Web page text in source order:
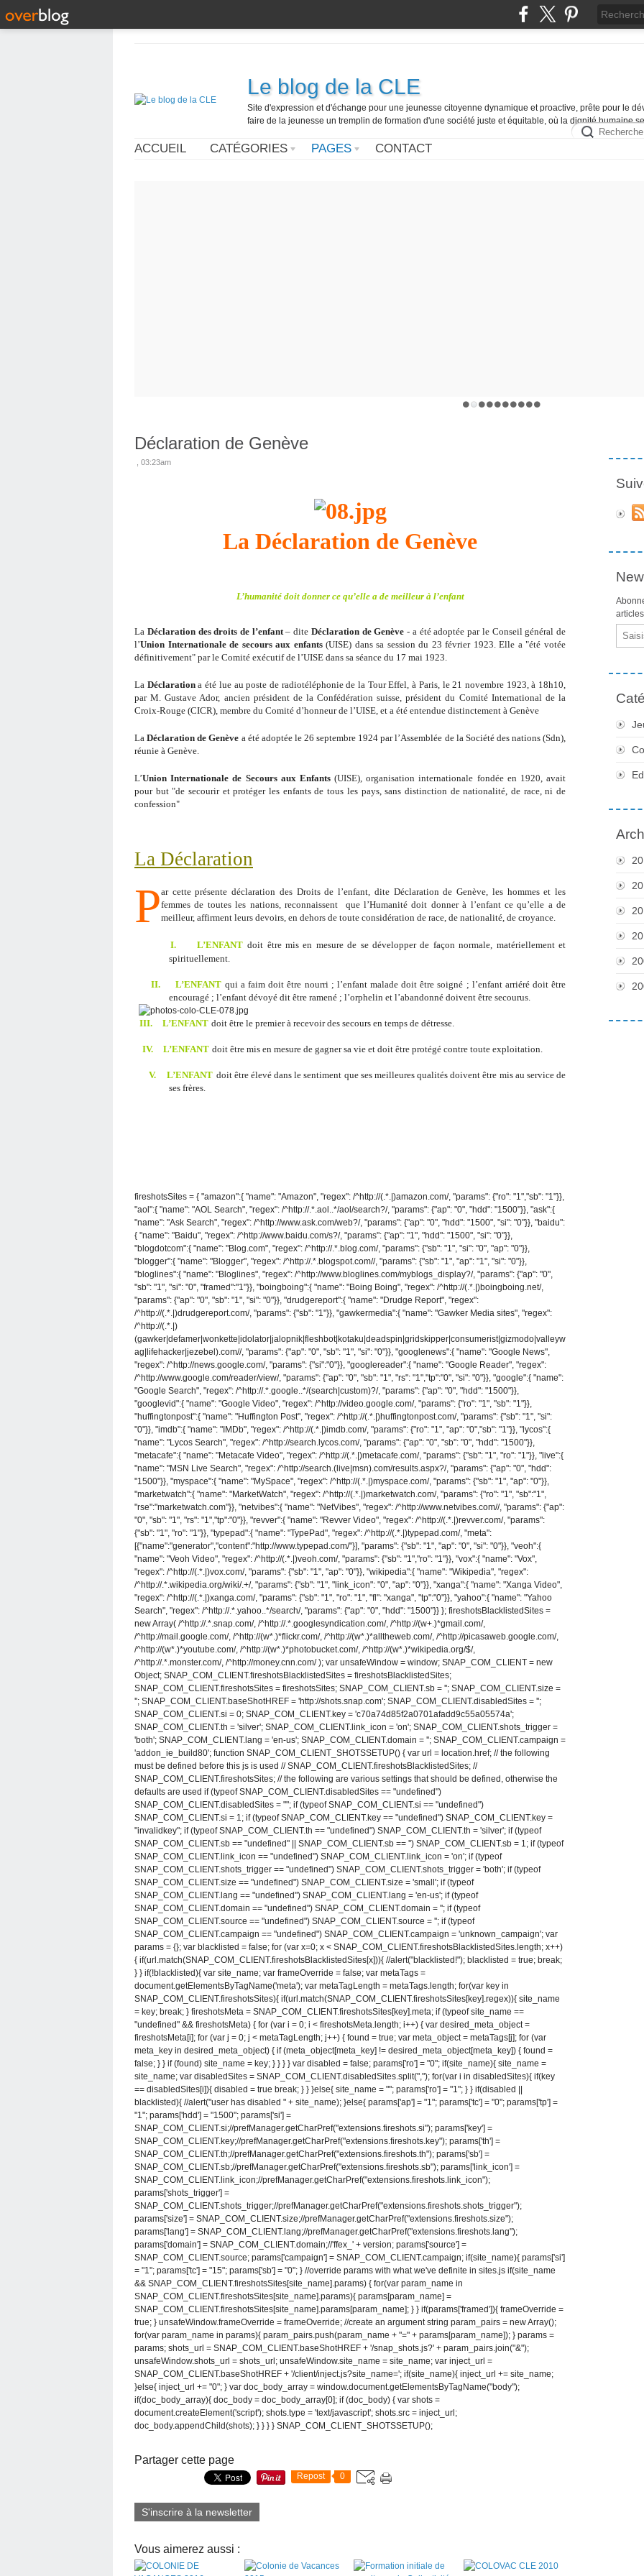
Le blog de la CLE
Site d'expression et d'échange pour une jeunesse citoyenne dynamique et proactive, prête pour le
faire de la jeunesse un tremplin de formation d'une société juste et équitable, où la dignité humaine
ACCUEIL CATÉGORIES PAGES CONTACT
Déclaration de Genève
, 03:23am
La Déclaration de Genève
L’humanité doit donner ce qu’elle a de meilleur à l’enfant
La Déclaration des droits de l’enfant – dite Déclaration de Genève - a été adoptée par le Conseil général de
l’Union Internationale de secours aux enfants(UISE) dans sa session du 23 février 1923. Elle a "été votée
définitivement" par le Comité exécutif de l’UISE dans sa séance du 17 mai 1923.
La Déclaration a été lue au poste de radiotéléphonie de la Tour Effel, à Paris, le 21 novembre 1923, à 18h10,
par M. Gustave Ador, ancien président de la Confédération suisse, président du Comité International de la
Croix-Rouge (CICR), membre du Comité d’honneur de l’UISE, et a été entendue distinctement à Genève
LaDéclaration de Genève a été adoptée le 26 septembre 1924 par l’Assemblée de la Société des nations (Sdn),
réunie à Genève.
L’Union Internationale de Secours aux Enfants(UISE), organisation internationale fondée en 1920, avait
pour but "de secourir et protéger les enfants de tous les pays, sans distinction de nationalité, de race, ni de
confession"
La Déclaration
Par cette présente déclaration des Droits de l’enfant, dite Déclaration de Genève, les hommes et les
femmes de toutes les nations, reconnaissent
que l’Humanité doit donner à l’enfant ce qu’elle a de
meilleur, affirment leurs devoirs, en dehors de toute considération de race, de nationalité, de croyance.
I. L’ENFANT doit être mis en mesure de se développer de façon normale, matériellement et
spirituellement.
II. L’ENFANT qui a faim doit être nourri ; l’enfant malade doit être soigné ; l’enfant arriéré doit être
encouragé ; l’enfant dévoyé dit être ramené ; l’orphelin et l’abandonné doivent être secourus.
III. L’ENFANT doit être le premier à recevoir des secours en temps de détresse.
IV. L’ENFANT doit être mis en mesure de gagner sa vie et doit être protégé contre toute exploitation.
V. L’ENFANT doit être élevé dans le sentiment que ses meilleures qualités doivent être mis au service de
ses frères.
fireshotsSites = { "amazon":{ "name": "Amazon", "regex": /^http://(.*.|)amazon.com/, "params": {"ro": "1","sb": "1"}},
"aol":{ "name": "AOL Search", "regex": /^http://.*.aol..*/aol/search?/, "params": {"ap": "0", "hdd": "1500"}}, "ask":{
"name": "Ask Search", "regex": /^http://www.ask.com/web?/, "params": {"ap": "0", "hdd": "1500", "si": "0"}}, "baidu":
{ "name": "Baidu", "regex": /^http://www.baidu.com/s?/, "params": {"ap": "1", "hdd": "1500", "si": "0"}},
"blogdotcom":{ "name": "Blog.com", "regex": /^http://.*.blog.com/, "params": {"sb": "1", "si": "0", "ap": "0"}},
"blogger":{ "name": "Blogger", "regex": /^http://.*.blogspot.com//, "params": {"sb": "1", "ap": "1", "si": "0"}},
"bloglines":{ "name": "Bloglines", "regex": /^http://www.bloglines.com/myblogs_display?/, "params": {"ap": "0",
"sb": "1", "si": "0", "framed":"1"}}, "boingboing":{ "name": "Boing Boing", "regex": /^http://(.*.|)boingboing.net/,
"params": {"ap": "0", "sb": "1", "si": "0"}}, "drudgereport":{ "name": "Drudge Report", "regex":
/^http://(.*.|)drudgereport.com/, "params": {"sb": "1"}}, "gawkermedia":{ "name": "Gawker Media sites", "regex":
/^http://(.*.|)
(gawker|defamer|wonkette|idolator|jalopnik|fleshbot|kotaku|deadspin|gridskipper|consumerist|gizmodo|valleyw
ag|lifehacker|jezebel).com//, "params": {"ap": "0", "sb": "1", "si": "0"}}, "googlenews":{ "name": "Google News",
"regex": /^http://news.google.com/, "params": {"si":"0"}}, "googlereader":{ "name": "Google Reader", "regex":
/^http://www.google.com/reader/view/, "params": {"ap": "0", "sb": "1", "rs": "1","tp":"0", "si": "0"}}, "google":{ "name":
"Google Search", "regex": /^http://.*.google..*/(search|custom)?/, "params": {"ap": "0", "hdd": "1500"}},
"googlevid":{ "name": "Google Video", "regex": /^http://video.google.com/, "params": {"ro": "1", "sb": "1"}},
"huffingtonpost":{ "name": "Huffington Post", "regex": /^http://(.*.|)huffingtonpost.com/, "params": {"sb": "1", "si":
"0"}}, "imdb":{ "name": "IMDb", "regex": /^http://(.*.|)imdb.com/, "params": {"ro": "1", "ap": "0","sb": "1"}}, "lycos":{
"name": "Lycos Search", "regex": /^http://search.lycos.com/, "params": {"ap": "0", "sb": "0", "hdd": "1500"}},
"metacafe":{ "name": "Metacafe Video", "regex": /^http://(.*.|)metacafe.com/, "params": {"sb": "1", "ro": "1"}}, "live":{
"name": "MSN Live Search", "regex": /^http://search.(live|msn).com/results.aspx?/, "params": {"ap": "0", "hdd":
"1500"}}, "myspace":{ "name": "MySpace", "regex": /^http://(.*.|)myspace.com/, "params": {"sb": "1", "ap": "0"}},
"marketwatch":{ "name": "MarketWatch", "regex": /^http://(.*.|)marketwatch.com/, "params": {"ro": "1", "sb":"1",
"rse":"marketwatch.com"}}, "netvibes":{ "name": "NetVibes", "regex": /^http://www.netvibes.com//, "params": {"ap":
"0", "sb": "1", "rs": "1","tp":"0"}}, "revver":{ "name": "Revver Video", "regex": /^http://(.*.|)revver.com/, "params":
{"sb": "1", "ro": "1"}}, "typepad":{ "name": "TypePad", "regex": /^http://(.*.|)typepad.com/, "meta":
[{"name":"generator","content":"http://www.typepad.com/"}], "params": {"sb": "1", "ap": "0", "si": "0"}}, "veoh":{
"name": "Veoh Video", "regex": /^http://(.*.|)veoh.com/, "params": {"sb": "1","ro": "1"}}, "vox":{ "name": "Vox",
"regex": /^http://(.*.|)vox.com/, "params": {"sb": "1", "ap": "0"}}, "wikipedia":{ "name": "Wikipedia", "regex":
/^http://.*.wikipedia.org/wiki/.+/, "params": {"sb": "1", "link_icon": "0", "ap": "0"}}, "xanga":{ "name": "Xanga Video",
"regex": /^http://(.*.|)xanga.com/, "params": {"sb": "1", "ro": "1", "fl": "xanga", "tp":"0"}}, "yahoo":{ "name": "Yahoo
Search", "regex": /^http://.*.yahoo..*/search/, "params": {"ap": "0", "hdd": "1500"}} }; fireshotsBlacklistedSites =
new Array( /^http://.*.snap.com/, /^http://.*.googlesyndication.com/, /^http://(w+.)*gmail.com/,
/^http://mail.google.com/, /^http://(w*.)*flickr.com/, /^http://(w*.)*alltheweb.com/, /^http://picasaweb.google.com/,
/^http://(w*.)*youtube.com/, /^http://(w*.)*photobucket.com/, /^http://(w*.)*wikipedia.org/$/,
/^http://.*.monster.com/, /^http://money.cnn.com/ ); var unsafeWindow = window; SNAP_COM_CLIENT = new
Object; SNAP_COM_CLIENT.fireshotsBlacklistedSites = fireshotsBlacklistedSites;
SNAP_COM_CLIENT.fireshotsSites = fireshotsSites; SNAP_COM_CLIENT.sb = ''; SNAP_COM_CLIENT.size =
''; SNAP_COM_CLIENT.baseShotHREF = 'http://shots.snap.com'; SNAP_COM_CLIENT.disabledSites = '';
SNAP_COM_CLIENT.si = 0; SNAP_COM_CLIENT.key = 'c70a74d85f2a0701afadd9c55a05574a';
SNAP_COM_CLIENT.th = 'silver'; SNAP_COM_CLIENT.link_icon = 'on'; SNAP_COM_CLIENT.shots_trigger =
'both'; SNAP_COM_CLIENT.lang = 'en-us'; SNAP_COM_CLIENT.domain = ''; SNAP_COM_CLIENT.campaign =
'addon_ie_build80'; function SNAP_COM_CLIENT_SHOTSSETUP() { var url = location.href; // the following
must be defined before this js is used // SNAP_COM_CLIENT.fireshotsBlacklistedSites; //
SNAP_COM_CLIENT.fireshotsSites; // the following are various settings that should be defined, otherwise the
defaults are used if (typeof SNAP_COM_CLIENT.disabledSites == "undefined")
SNAP_COM_CLIENT.disabledSites = ""; if (typeof SNAP_COM_CLIENT.si == "undefined")
SNAP_COM_CLIENT.si = 1; if (typeof SNAP_COM_CLIENT.key == "undefined") SNAP_COM_CLIENT.key =
"invalidkey"; if (typeof SNAP_COM_CLIENT.th == "undefined") SNAP_COM_CLIENT.th = 'silver'; if (typeof
SNAP_COM_CLIENT.sb == "undefined" || SNAP_COM_CLIENT.sb == '') SNAP_COM_CLIENT.sb = 1; if (typeof
SNAP_COM_CLIENT.link_icon == "undefined") SNAP_COM_CLIENT.link_icon = 'on'; if (typeof
SNAP_COM_CLIENT.shots_trigger == "undefined") SNAP_COM_CLIENT.shots_trigger = 'both'; if (typeof
SNAP_COM_CLIENT.size == "undefined") SNAP_COM_CLIENT.size = 'small'; if (typeof
SNAP_COM_CLIENT.lang == "undefined") SNAP_COM_CLIENT.lang = 'en-us'; if (typeof
SNAP_COM_CLIENT.domain == "undefined") SNAP_COM_CLIENT.domain = ''; if (typeof
SNAP_COM_CLIENT.source == "undefined") SNAP_COM_CLIENT.source = ''; if (typeof
SNAP_COM_CLIENT.campaign == "undefined") SNAP_COM_CLIENT.campaign = 'unknown_campaign'; var
params = {}; var blacklisted = false; for (var x=0; x < SNAP_COM_CLIENT.fireshotsBlacklistedSites.length; x++)
{ if(url.match(SNAP_COM_CLIENT.fireshotsBlacklistedSites[x])){ //alert("blacklisted!"); blacklisted = true; break;
} } if(!blacklisted){ var site_name; var frameOverride = false; var metaTags =
document.getElementsByTagName('meta'); var metaTagLength = metaTags.length; for(var key in
SNAP_COM_CLIENT.fireshotsSites){ if(url.match(SNAP_COM_CLIENT.fireshotsSites[key].regex)){ site_name
= key; break; } fireshotsMeta = SNAP_COM_CLIENT.fireshotsSites[key].meta; if (typeof site_name ==
"undefined" && fireshotsMeta) { for (var i = 0; i < fireshotsMeta.length; i++) { var desired_meta_object =
fireshotsMeta[i]; for (var j = 0; j < metaTagLength; j++) { found = true; var meta_object = metaTags[j]; for (var
meta_key in desired_meta_object) { if (meta_object[meta_key] != desired_meta_object[meta_key]) { found =
false; } } if (found) site_name = key; } } } } var disabled = false; params['ro'] = "0"; if(site_name){ site_name =
site_name; var disabledSites = SNAP_COM_CLIENT.disabledSites.split(","); for(var i in disabledSites){ if(key
== disabledSites[i]){ disabled = true break; } } }else{ site_name = ""; params['ro'] = "1"; } } if(disabled ||
blacklisted){ //alert("user has disabled " + site_name); }else{ params['ap'] = "1"; params['tc'] = "0"; params['tp'] =
"1"; params['hdd'] = "1500"; params['si'] =
SNAP_COM_CLIENT.si;//prefManager.getCharPref("extensions.fireshots.si"); params['key'] =
SNAP_COM_CLIENT.key;//prefManager.getCharPref("extensions.fireshots.key"); params['th'] =
SNAP_COM_CLIENT.th;//prefManager.getCharPref("extensions.fireshots.th"); params['sb'] =
SNAP_COM_CLIENT.sb;//prefManager.getCharPref("extensions.fireshots.sb"); params['link_icon'] =
SNAP_COM_CLIENT.link_icon;//prefManager.getCharPref("extensions.fireshots.link_icon");
params['shots_trigger'] =
SNAP_COM_CLIENT.shots_trigger;//prefManager.getCharPref("extensions.fireshots.shots_trigger");
params['size'] = SNAP_COM_CLIENT.size;//prefManager.getCharPref("extensions.fireshots.size");
params['lang'] = SNAP_COM_CLIENT.lang;//prefManager.getCharPref("extensions.fireshots.lang");
params['domain'] = SNAP_COM_CLIENT.domain;//'ffex_' + version; params['source'] =
SNAP_COM_CLIENT.source; params['campaign'] = SNAP_COM_CLIENT.campaign; if(site_name){ params['si']
= "1"; params['tc'] = "15"; params['sb'] = "0"; } //override params with what we've definite in sites.js if(site_name
&& SNAP_COM_CLIENT.fireshotsSites[site_name].params) { for(var param_name in
SNAP_COM_CLIENT.fireshotsSites[site_name].params){ params[param_name] =
SNAP_COM_CLIENT.fireshotsSites[site_name].params[param_name]; } } if(params['framed']){ frameOverride =
true; } unsafeWindow.frameOverride = frameOverride; //create an argument string param_pairs = new Array();
for(var param_name in params){ param_pairs.push(param_name + "=" + params[param_name]); } params =
params; shots_url = SNAP_COM_CLIENT.baseShotHREF + '/snap_shots.js?' + param_pairs.join("&");
unsafeWindow.shots_url = shots_url; unsafeWindow.site_name = site_name; var inject_url =
SNAP_COM_CLIENT.baseShotHREF + '/client/inject.js?site_name='; if(site_name){ inject_url += site_name;
}else{ inject_url += "0"; } var doc_body_array = window.document.getElementsByTagName("body");
if(doc_body_array){ doc_body = doc_body_array[0]; if (doc_body) { var shots =
document.createElement('script'); shots.type = 'text/javascript'; shots.src = inject_url;
doc_body.appendChild(shots); } } } } SNAP_COM_CLIENT_SHOTSSETUP();
Partager cette page
Repost 0
S'inscrire à la newsletter
Vous aimerez aussi :
Email